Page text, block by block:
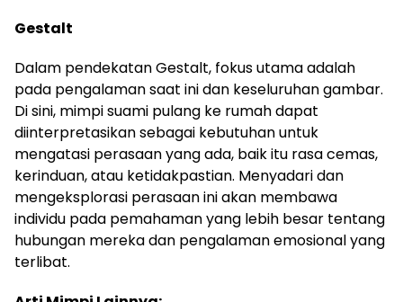
Gestalt
Dalam pendekatan Gestalt, fokus utama adalah
pada pengalaman saat ini dan keseluruhan gambar.
Di sini, mimpi suami pulang ke rumah dapat
diinterpretasikan sebagai kebutuhan untuk
mengatasi perasaan yang ada, baik itu rasa cemas,
kerinduan, atau ketidakpastian. Menyadari dan
mengeksplorasi perasaan ini akan membawa
individu pada pemahaman yang lebih besar tentang
hubungan mereka dan pengalaman emosional yang
terlibat.